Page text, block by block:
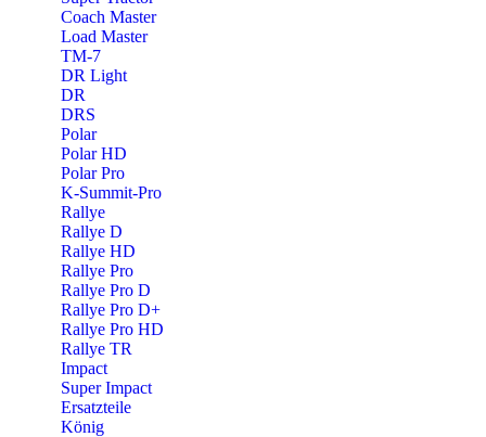
Coach Master
Load Master
TM-7
DR Light
DR
DRS
Polar
Polar HD
Polar Pro
K-Summit-Pro
Rallye
Rallye D
Rallye HD
Rallye Pro
Rallye Pro D
Rallye Pro D+
Rallye Pro HD
Rallye TR
Impact
Super Impact
Ersatzteile
König